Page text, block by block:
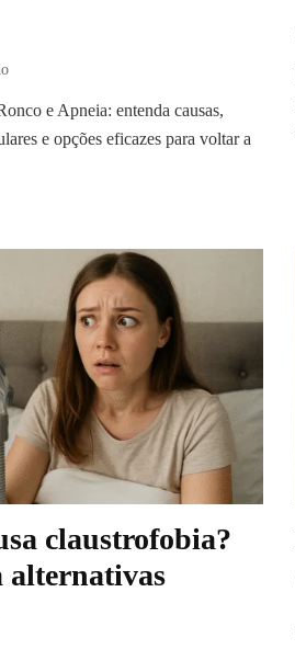
e Apneia: entenda causas,
e opções eficazes para voltar a
claustrofobia?
alternativas